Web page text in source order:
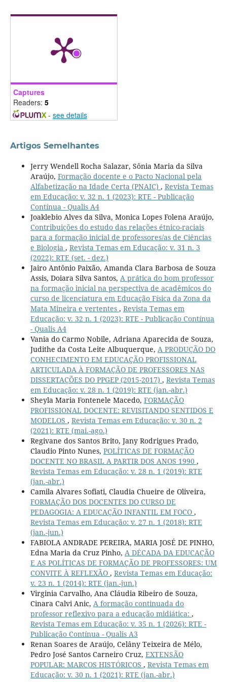
Captures
Readers: 5
- see details
Artigos Semelhantes
Jerry Wendell Rocha Salazar, Sônia Maria da Silva
Araújo, Formação docente e o Pacto Nacional pela
Alfabetização na Idade Certa (PNAIC) , Revista Temas
em Educação: v. 32 n. 1 (2023): RTE - Publicação
Contínua - Qualis A4
Joaklebio Alves da Silva, Monica Lopes Folena Araújo,
Contribuições do estudo das relações étnico-raciais
para a formação inicial de professores/as de Ciências
e Biologia , Revista Temas em Educação: v. 31 n. 3
(2022): RTE (set. - dez.)
Jairo Antônio Paixão, Amanda Clara Barbosa de Souza
Assis, Doiara Silva Santos, A prática do bom professor
na formação inicial na perspectiva de acadêmicos do
curso de licenciatura em Educação Física da Zona da
Mata Mineira e vertentes , Revista Temas em
Educação: v. 32 n. 1 (2023): RTE - Publicação Contínua
- Qualis A4
Vania do Carmo Nobile, Adriana Aparecida de Souza,
Judithe da Costa Leite Albuquerque, A PRODUÇÃO DO
CONHECIMENTO EM EDUCAÇÃO PROFISSIONAL
ARTICULADA À FORMAÇÃO DE PROFESSORES NAS
DISSERTAÇÕES DO PPGEP (2015-2017) , Revista Temas
em Educação: v. 28 n. 1 (2019): RTE (jan.-abr.)
Sheyla Maria Fontenele Macedo, FORMAÇÃO
PROFISSIONAL DOCENTE: REVISITANDO SENTIDOS E
MODELOS , Revista Temas em Educação: v. 30 n. 2
(2021): RTE (mai.-ago.)
Regivane dos Santos Brito, Jany Rodrigues Prado,
Claudio Pinto Nunes, POLÍTICAS DE FORMAÇÃO
DOCENTE NO BRASIL A PARTIR DOS ANOS 1990 ,
Revista Temas em Educação: v. 28 n. 1 (2019): RTE
(jan.-abr.)
Camila Alvares Sofiati, Claudia Chueire de Oliveira,
FORMAÇÃO DOS DOCENTES DO CURSO DE
PEDAGOGIA: A EDUCAÇÃO INFANTIL EM FOCO ,
Revista Temas em Educação: v. 27 n. 1 (2018): RTE
(jan.-jun.)
FABIOLA ANDRADE PEREIRA, MARIA JOSÉ DE PINHO,
Edna Maria da Cruz Pinho, A DÉCADA DA EDUCAÇÃO
E AS POLÍTICAS DE FORMAÇÃO DE PROFESSORES: UM
CONVITE À REFLEXÃO , Revista Temas em Educação:
v. 23 n. 1 (2014): RTE (jan.-jun.)
Virginia Carvalho, Ana Cláudia Ribeiro de Souza,
Cinara Calvi Anic, A formação continuada do
professor reflexivo para a educação midiática: ,
Revista Temas em Educação: v. 35 n. 1 (2026): RTE -
Publicação Contínua - Qualis A3
Renan Soares de Araújo, Celâny Teixeira de Mélo,
Pedro José Santos Carneiro Cruz, EXTENSÃO
POPULAR: MARCOS HISTÓRICOS , Revista Temas em
Educação: v. 30 n. 1 (2021): RTE (jan.-abr.)